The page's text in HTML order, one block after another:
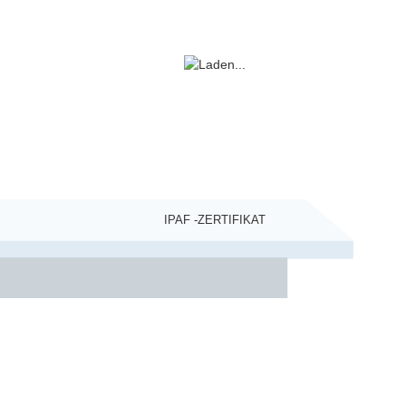
IPAF -ZERTIFIKAT